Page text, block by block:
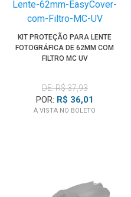
KIT PROTEÇÃO PARA LENTE
FOTOGRÁFICA DE 62MM COM
FILTRO MC UV
DE: R$ 37,93
POR: R$ 36,01
À VISTA NO BOLETO